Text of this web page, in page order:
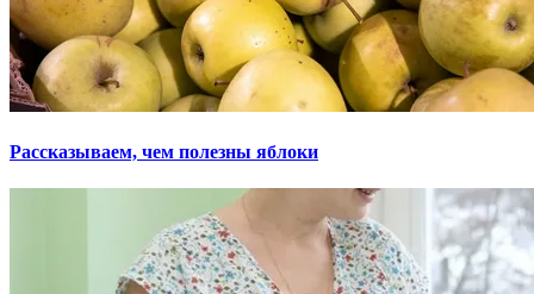
Рассказываем, чем полезны яблоки